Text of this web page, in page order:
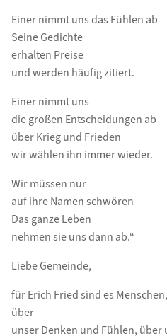
Einer nimmt uns das Fühlen ab
Seine Gedichte
erhalten Preise
und werden häufig zitiert.
Einer nimmt uns
die großen Entscheidungen ab
über Krieg und Frieden
wir wählen ihn immer wieder.
Wir müssen nur
auf ihre Namen schwören
Das ganze Leben
nehmen sie uns dann ab.“
Liebe Gemeinde,
für Erich Fried sind es
über
unser Denken und Fühlen,